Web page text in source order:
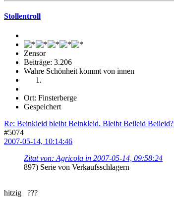
Stollentroll
Zensor
Beiträge: 3.206
Wahre Schönheit kommt von innen
Ort: Finsterberge
Gespeichert
Re: Beinkleid bleibt Beinkleid. Bleibt Beileid Beileid?
#5074
2007-05-14, 10:14:46
Zitat von: Agricola in 2007-05-14, 09:58:24
897) Serie von Verkaufsschlagern
hitzig ???